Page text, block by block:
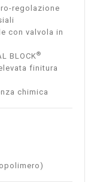
regolazione
con valvola in
BLOCK®
finitura
chimica